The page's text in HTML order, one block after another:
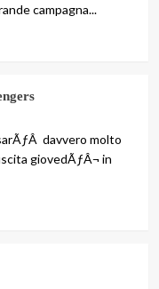
campagna...
davvero molto
giovedÃƒÂ¬ in